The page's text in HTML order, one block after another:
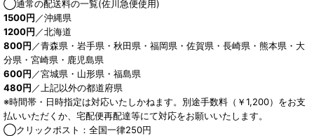
◯通常の配送料の一覧(佐川急便使用)
1500円／沖縄県
1200円／北海道
800円／青森県・岩手県・秋田県・福岡県・佐賀県・長崎県・熊本県・大
分県・宮崎県・鹿児島県
600円／宮城県・山形県・福島県
480円／上記以外の都道府県
※時間帯・日時指定は対応いたしかねます。別途手数料（￥1,200）をお支
払いいただくか、宅配便再配達等にて対応をお願いいたします。
◯クリックポスト：全国一律250円